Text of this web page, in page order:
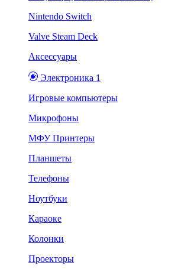
Nintendo Switch
Valve Steam Deck
Аксессуары
Электроника 1
Игровые компьютеры
Микрофоны
МФУ Принтеры
Планшеты
Телефоны
Ноутбуки
Караоке
Колонки
Проекторы